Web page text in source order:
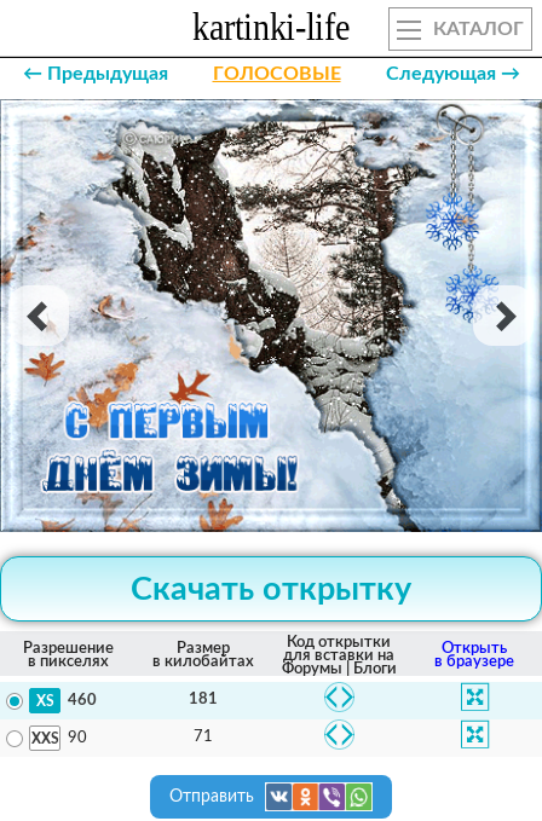
КАТАЛОГ
← Предыдущая ГОЛОСОВЫЕ Следующая →
Скачать открытку
Разрешение
в пикселях
Размер
в килобайтах
Код открытки
для вставки на
Форумы | Блоги
Открыть
в браузере
460 181
90 71
Отправить